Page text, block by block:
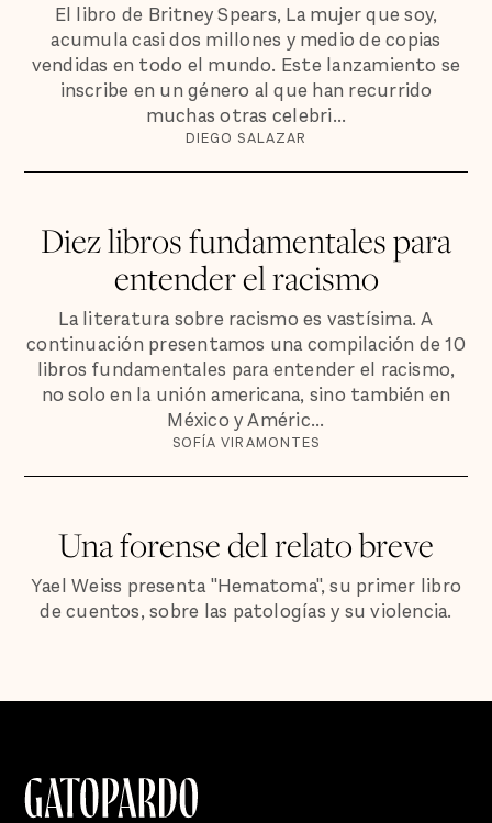
El libro de Britney Spears, La mujer que soy,
acumula casi dos millones y medio de copias
vendidas en todo el mundo. Este lanzamiento se
inscribe en un género al que han recurrido
muchas otras celebri...
DIEGO SALAZAR
Diez libros fundamentales para
entender el racismo
La literatura sobre racismo es vastísima. A
continuación presentamos una compilación de 10
libros fundamentales para entender el racismo,
no solo en la unión americana, sino también en
México y Améric...
SOFÍA VIRAMONTES
Una forense del relato breve
Yael Weiss presenta "Hematoma", su primer libro
de cuentos, sobre las patologías y su violencia.